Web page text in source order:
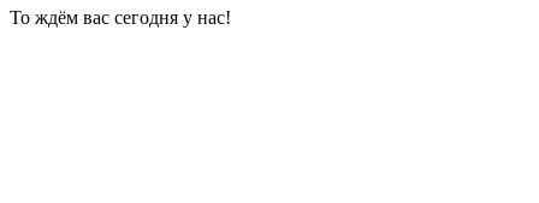
То ждём вас сегодня у нас!